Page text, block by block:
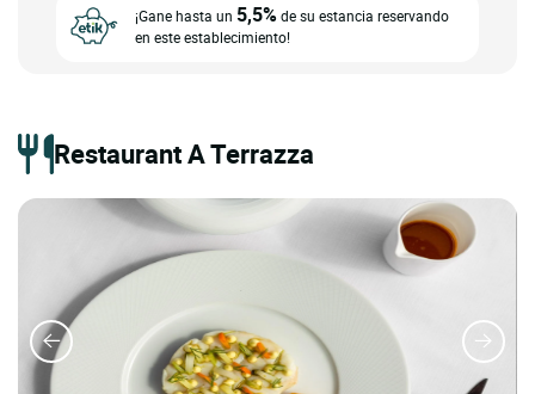
¡Gane hasta un 5,5%de su estancia reservando
en este establecimiento!
Restaurant A Terrazza